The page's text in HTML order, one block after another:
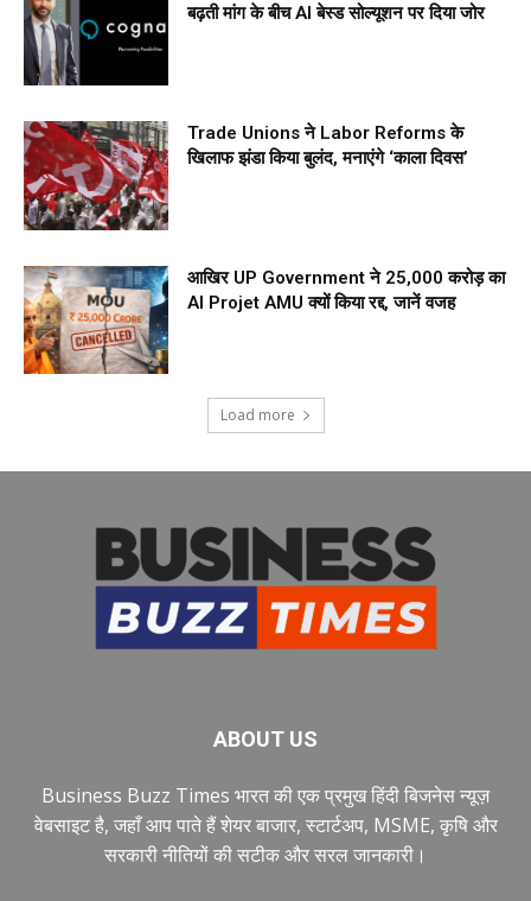
बढ़ती मांग के बीच AI बेस्ड सोल्यूशन पर दिया जोर
Trade Unions ने Labor Reforms के
खिलाफ झंडा किया बुलंद, मनाएंगे ‘काला दिवस’
आखिर UP Government ने ₹25,000 करोड़ का
AI Projet AMU क्यों किया रद्द, जानें वजह
Load more
ABOUT US
Business Buzz Times भारत की एक प्रमुख हिंदी बिजनेस न्यूज़
वेबसाइट है, जहाँ आप पाते हैं शेयर बाजार, स्टार्टअप, MSME, कृषि और
सरकारी नीतियों की सटीक और सरल जानकारी।